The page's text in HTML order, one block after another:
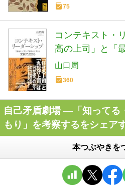
75
コンテキスト・
高の上司」と「
決まる (光文社新
山口周
360
自己矛盾劇場 ―「知ってる
もり」を考察するをシェア
本つぶやきを